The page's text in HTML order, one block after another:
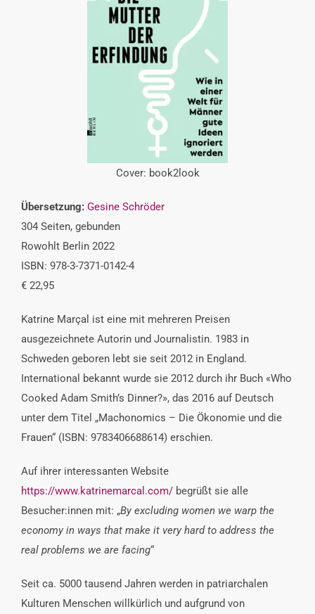
Cover: book2look
Übersetzung: Gesine Schröder
304 Seiten, gebunden
Rowohlt Berlin 2022
ISBN: 978-3-7371-0142-4
€ 22,95
Katrine Marçal ist eine mit mehreren Preisen
ausgezeichnete Autorin und Journalistin. 1983 in
Schweden geboren lebt sie seit 2012 in England.
International bekannt wurde sie 2012 durch ihr Buch «Who
Cooked Adam Smith’s Dinner?», das 2016 auf Deutsch
unter dem Titel „Machonomics – Die Ökonomie und die
Frauen“ (ISBN: 9783406688614) erschien.
Auf ihrer interessanten Website
https://www.katrinemarcal.com/ begrüßt sie alle
Besucher:innen mit: „By excluding women we warp the
economy in ways that make it very hard to address the
real problems we are facing“
Seit ca. 5000 tausend Jahren werden in patriarchalen
Kulturen Menschen willkürlich und aufgrund von